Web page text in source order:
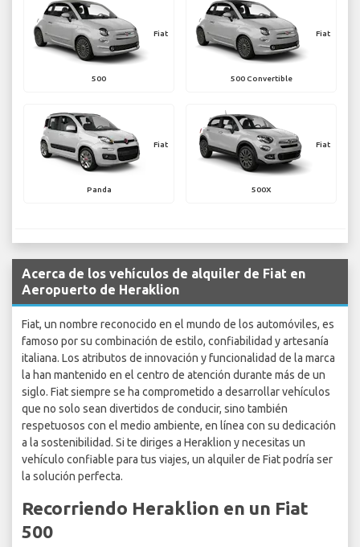
Fiat
500
Fiat
500 Convertible
Fiat
Panda
Fiat
500X
Acerca de los vehículos de alquiler de Fiat en
Aeropuerto de Heraklion
Fiat, un nombre reconocido en el mundo de los automóviles, es
famoso por su combinación de estilo, confiabilidad y artesanía
italiana. Los atributos de innovación y funcionalidad de la marca
la han mantenido en el centro de atención durante más de un
siglo. Fiat siempre se ha comprometido a desarrollar vehículos
que no solo sean divertidos de conducir, sino también
respetuosos con el medio ambiente, en línea con su dedicación
a la sostenibilidad. Si te diriges a Heraklion y necesitas un
vehículo confiable para tus viajes, un alquiler de Fiat podría ser
la solución perfecta.
Recorriendo Heraklion en un Fiat
500